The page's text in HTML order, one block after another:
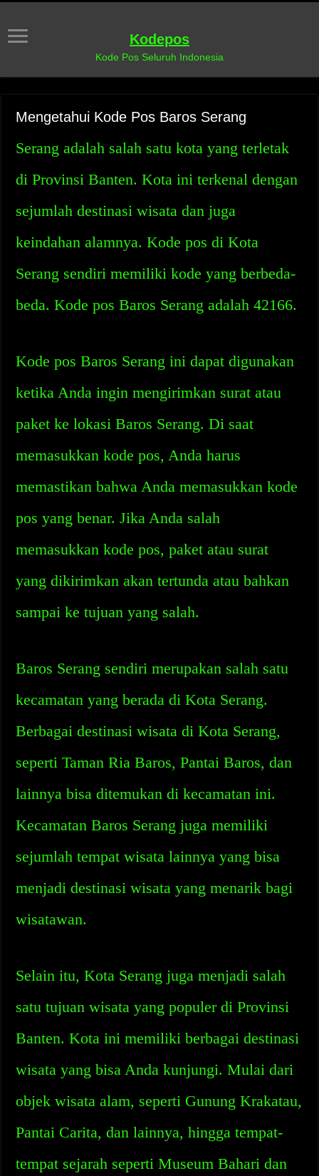
Kodepos
Kode Pos Seluruh Indonesia
Mengetahui Kode Pos Baros Serang
Serang adalah salah satu kota yang terletak
di Provinsi Banten. Kota ini terkenal dengan
sejumlah destinasi wisata dan juga
keindahan alamnya. Kode pos di Kota
Serang sendiri memiliki kode yang berbeda-
beda. Kode pos Baros Serang adalah 42166.
Kode pos Baros Serang ini dapat digunakan
ketika Anda ingin mengirimkan surat atau
paket ke lokasi Baros Serang. Di saat
memasukkan kode pos, Anda harus
memastikan bahwa Anda memasukkan kode
pos yang benar. Jika Anda salah
memasukkan kode pos, paket atau surat
yang dikirimkan akan tertunda atau bahkan
sampai ke tujuan yang salah.
Baros Serang sendiri merupakan salah satu
kecamatan yang berada di Kota Serang.
Berbagai destinasi wisata di Kota Serang,
seperti Taman Ria Baros, Pantai Baros, dan
lainnya bisa ditemukan di kecamatan ini.
Kecamatan Baros Serang juga memiliki
sejumlah tempat wisata lainnya yang bisa
menjadi destinasi wisata yang menarik bagi
wisatawan.
Selain itu, Kota Serang juga menjadi salah
satu tujuan wisata yang populer di Provinsi
Banten. Kota ini memiliki berbagai destinasi
wisata yang bisa Anda kunjungi. Mulai dari
objek wisata alam, seperti Gunung Krakatau,
Pantai Carita, dan lainnya, hingga tempat-
tempat sejarah seperti Museum Bahari dan